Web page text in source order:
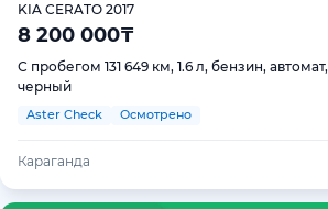
KIA CERATO 2017
8 200 000₸
С пробегом 131 649 км, 1.6 л, бензин,
черный
Aster Check Осмотрено
Караганда